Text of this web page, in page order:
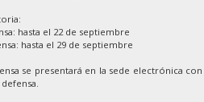
hasta el 22 de septiembre
hasta el 29 de septiembre
se presentará en la sede electrónica